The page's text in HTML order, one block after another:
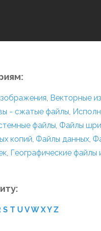
, Векторные
- сжатые файлы,
файлы, Файлы
копий, Файлы данных,
, Географические файлы
S T U VW XY Z